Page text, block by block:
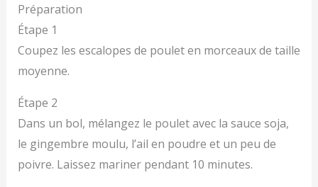
Préparation
Étape 1
Coupez les escalopes de poulet en morceaux de taille
moyenne.
Étape 2
Dans un bol, mélangez le poulet avec la sauce soja,
le gingembre moulu, l’ail en poudre et un peu de
poivre. Laissez mariner pendant 10 minutes.